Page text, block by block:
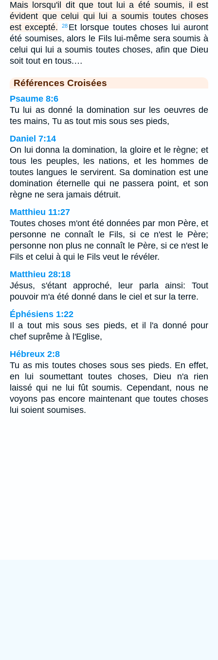
Mais lorsqu'il dit que tout lui a été soumis, il est
évident que celui qui lui a soumis toutes choses
est excepté.
28 Et lorsque toutes choses lui auront
été soumises, alors le Fils lui-même sera soumis à
celui qui lui a soumis toutes choses, afin que Dieu
soit tout en tous.…
Références Croisées
Psaume 8:6
Tu lui as donné la domination sur les oeuvres de
tes mains, Tu as tout mis sous ses pieds,
Daniel 7:14
On lui donna la domination, la gloire et le règne; et
tous les peuples, les nations, et les hommes de
toutes langues le servirent. Sa domination est une
domination éternelle qui ne passera point, et son
règne ne sera jamais détruit.
Matthieu 11:27
Toutes choses m'ont été données par mon Père, et
personne ne connaît le Fils, si ce n'est le Père;
personne non plus ne connaît le Père, si ce n'est le
Fils et celui à qui le Fils veut le révéler.
Matthieu 28:18
Jésus, s'étant approché, leur parla ainsi: Tout
pouvoir m'a été donné dans le ciel et sur la terre.
Éphésiens 1:22
Il a tout mis sous ses pieds, et il l'a donné pour
chef suprême à l'Eglise,
Hébreux 2:8
Tu as mis toutes choses sous ses pieds. En effet,
en lui soumettant toutes choses, Dieu n'a rien
laissé qui ne lui fût soumis. Cependant, nous ne
voyons pas encore maintenant que toutes choses
lui soient soumises.